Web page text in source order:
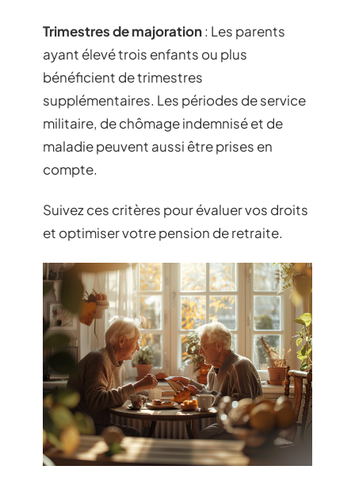
Trimestres de majoration: Les parents
ayant élevé trois enfants ou plus
bénéficient de trimestres
supplémentaires. Les périodes de service
militaire, de chômage indemnisé et de
maladie peuvent aussi être prises en
compte.
Suivez ces critères pour évaluer vos droits
et optimiser votre pension de retraite.